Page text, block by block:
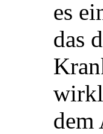
es
das
dem